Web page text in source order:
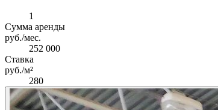
1
Сумма аренды
руб./мес.
252 000
Ставка
руб./м²
280